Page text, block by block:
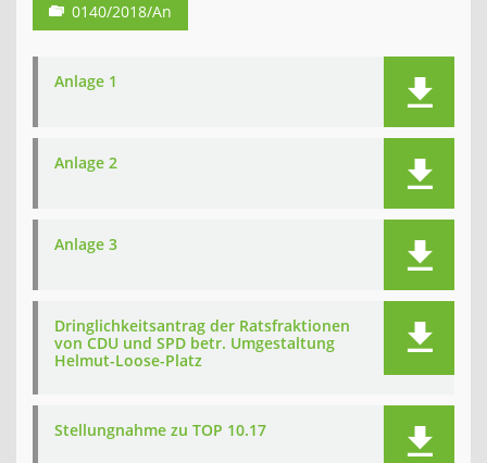
0140/2018/An
Anlage 1
Anlage 2
Anlage 3
Dringlichkeitsantrag der Ratsfraktionen
von CDU und SPD betr. Umgestaltung
Helmut-Loose-Platz
Stellungnahme zu TOP 10.17